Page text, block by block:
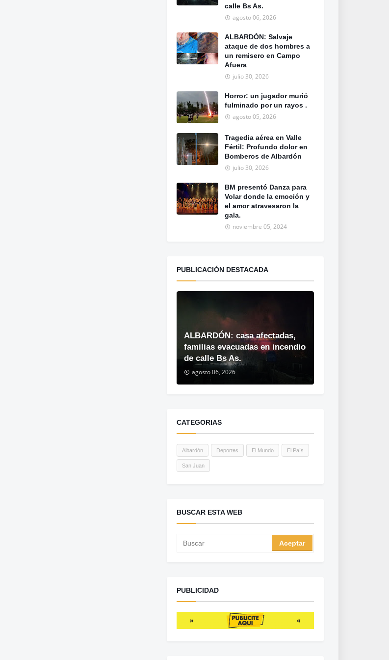
calle Bs As.
agosto 06, 2026
ALBARDÓN: Salvaje
ataque de dos hombres a
un remisero en Campo
Afuera
julio 30, 2026
Horror: un jugador murió
fulminado por un rayos .
agosto 05, 2026
Tragedia aérea en Valle
Fértil: Profundo dolor en
Bomberos de Albardón
julio 30, 2026
BM presentó Danza para
Volar donde la emoción y
el amor atravesaron la
gala.
noviembre 05, 2024
PUBLICACIÓN DESTACADA
ALBARDÓN: casa afectadas,
familias evacuadas en incendio
de calle Bs As.
agosto 06, 2026
CATEGORIAS
Albardón Deportes El Mundo El País
San Juan
BUSCAR ESTA WEB
PUBLICIDAD